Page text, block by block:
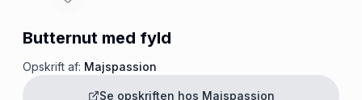
Butternut med fyld
Opskrift af: Majspassion
Se opskriften hos Majspassion